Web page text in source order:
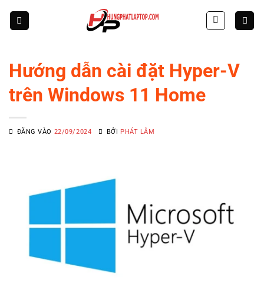
Hướng dẫn cài đặt Hyper-V
trên Windows 11 Home
ĐĂNG VÀO 22/09/2024 BỞI PHÁT LÂM